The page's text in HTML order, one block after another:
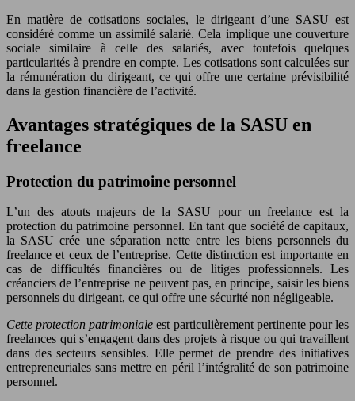
En matière de cotisations sociales, le dirigeant d’une SASU est
considéré comme un assimilé salarié. Cela implique une couverture
sociale similaire à celle des salariés, avec toutefois quelques
particularités à prendre en compte. Les cotisations sont calculées sur
la rémunération du dirigeant, ce qui offre une certaine prévisibilité
dans la gestion financière de l’activité.
Avantages stratégiques de la SASU en
freelance
Protection du patrimoine personnel
L’un des atouts majeurs de la SASU pour un freelance est la
protection du patrimoine personnel. En tant que société de capitaux,
la SASU crée une séparation nette entre les biens personnels du
freelance et ceux de l’entreprise. Cette distinction est importante en
cas de difficultés financières ou de litiges professionnels. Les
créanciers de l’entreprise ne peuvent pas, en principe, saisir les biens
personnels du dirigeant, ce qui offre une sécurité non négligeable.
Cette protection patrimonialeest particulièrement pertinente pour les
freelances qui s’engagent dans des projets à risque ou qui travaillent
dans des secteurs sensibles. Elle permet de prendre des initiatives
entrepreneuriales sans mettre en péril l’intégralité de son patrimoine
personnel.